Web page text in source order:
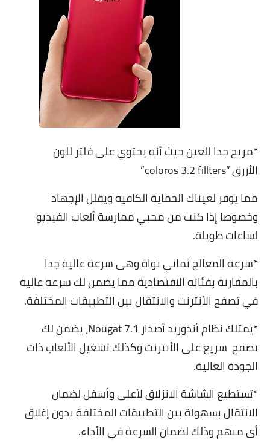
*مريح جدا للعين حيث أنه يحتوي على فلتر للون
الأزرق ”coloros 3.2 fillters”
مما يوفر لعيناك الحماية الكافية ويقلل الإجھاد
وخصوصا إذا كنت من محبي ممارسة ألعاب الفيديو
لساعات طويلة.
*سرعة المعالج ثماني نواة وھى سرعة عالية جدا
بالمقارنة بفئاته الاقتصادية مما يضمن لك سرعة عالية
في تصفح الأنترنت والانتقال بين التطبيقات المختلفة.
*يمتلك نظام أندوريد أصدار Nougat 7.1، يضمن لك
تصفح سريع على الأنترنت وكذلك تشغيل الألعاب ذات
الجودة العالية.
*تستطيع الشاشة الانزلاق لأعلى وأسفل لضمان
الانتقال بسھولة بين التطبيقات المختلفة بدون إغلاق
أى منھم وذلك لضمان السرعة في الأداء.